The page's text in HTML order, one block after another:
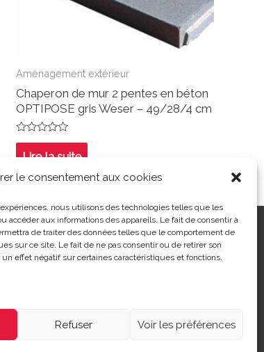
le consentement aux cookies
nous utilisons des technologies telles que les
accéder aux informations des appareils. Le fait de consentir à
de traiter des données telles que le comportement de
sur ce site. Le fait de ne pas consentir ou de retirer son
effet négatif sur certaines caractéristiques et fonctions.
Refuser Voir les préférences
Aménagement extérieur
Chaperon de mur 2 pentes en béton
OPTIPOSE gris Weser – 49/28/4 cm
Note
Lire la suite
Contact| 03 21 48 40 08